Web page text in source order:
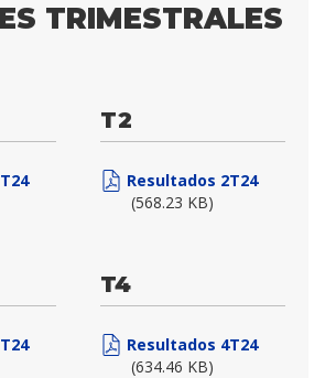
TRIMESTRALES
T2
Resultados 2T24
(568.23 KB)
T4
Resultados 4T24
(634.46 KB)